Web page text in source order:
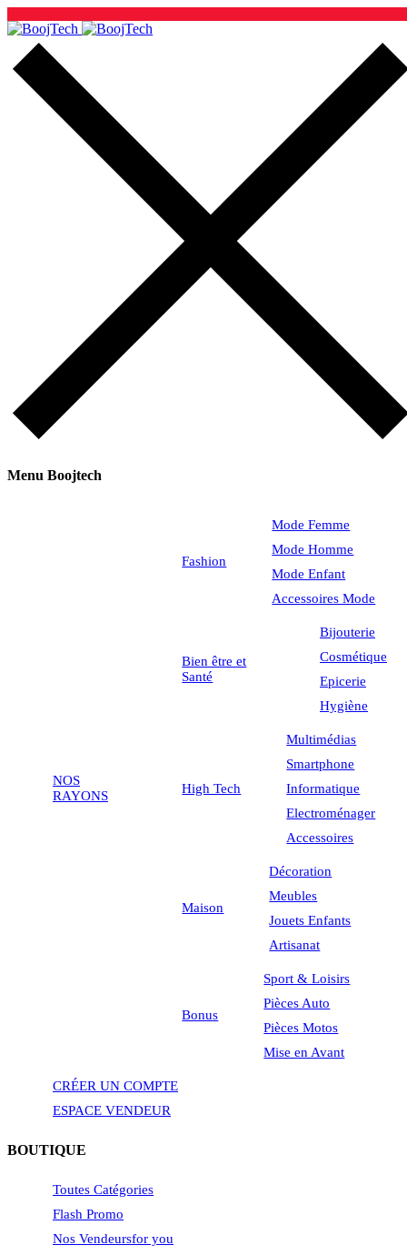
Menu Boojtech
NOS
RAYONS
Fashion
Mode Femme
Mode Homme
Mode Enfant
Accessoires Mode
Bien être et
Santé
Bijouterie
Cosmétique
Epicerie
Hygiène
High Tech
Multimédias
Smartphone
Informatique
Electroménager
Accessoires
Maison
Décoration
Meubles
Jouets Enfants
Artisanat
Bonus
Sport & Loisirs
Pièces Auto
Pièces Motos
Mise en Avant
CRÉER UN COMPTE
ESPACE VENDEUR
BOUTIQUE
Toutes Catégories
Flash Promo
Nos Vendeursfor you